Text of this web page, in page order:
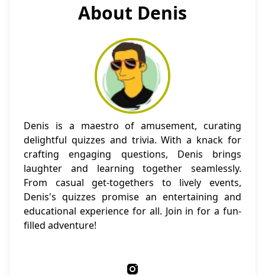
About Denis
Denis is a maestro of amusement, curating
delightful quizzes and trivia. With a knack for
crafting engaging questions, Denis brings
laughter and learning together seamlessly.
From casual get-togethers to lively events,
Denis's quizzes promise an entertaining and
educational experience for all. Join in for a fun-
filled adventure!